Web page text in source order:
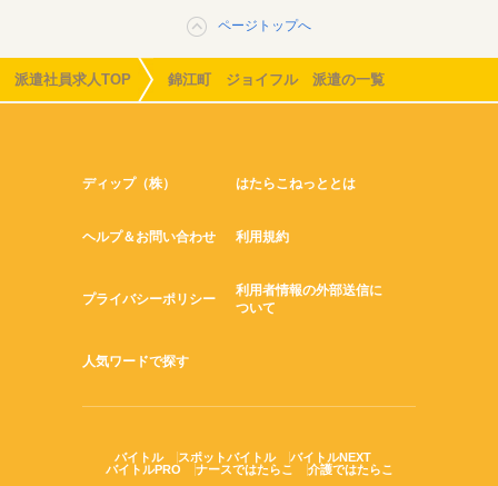
ページトップへ
派遣社員求人TOP 錦江町 ジョイフル 派遣の一覧
ディップ（株） はたらこねっととは
ヘルプ＆お問い合わせ 利用規約
プライバシーポリシー
利用者情報の外部送信に
ついて
人気ワードで探す
バイトル スポットバイトル
バイトルNEXT
バイトルPRO
ナースではたらこ 介護ではたらこ